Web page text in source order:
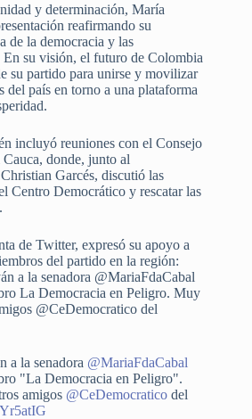
y determinación, María
reafirmando su
de la democracia y las
su visión, el futuro de Colombia
su partido para unirse y movilizar
del país en torno a una plataforma
incluyó reuniones con el Consejo
donde, junto al
Garcés, discutió las
Centro Democrático y rescatar las
de Twitter, expresó su apoyo a
del partido en la región:
a la senadora @MariaFdaCabal
La Democracia en Peligro. Muy
@CeDemocratico del
a la senadora @MariaFdaCabal
"La Democracia en Peligro".
amigos @CeDemocratico del